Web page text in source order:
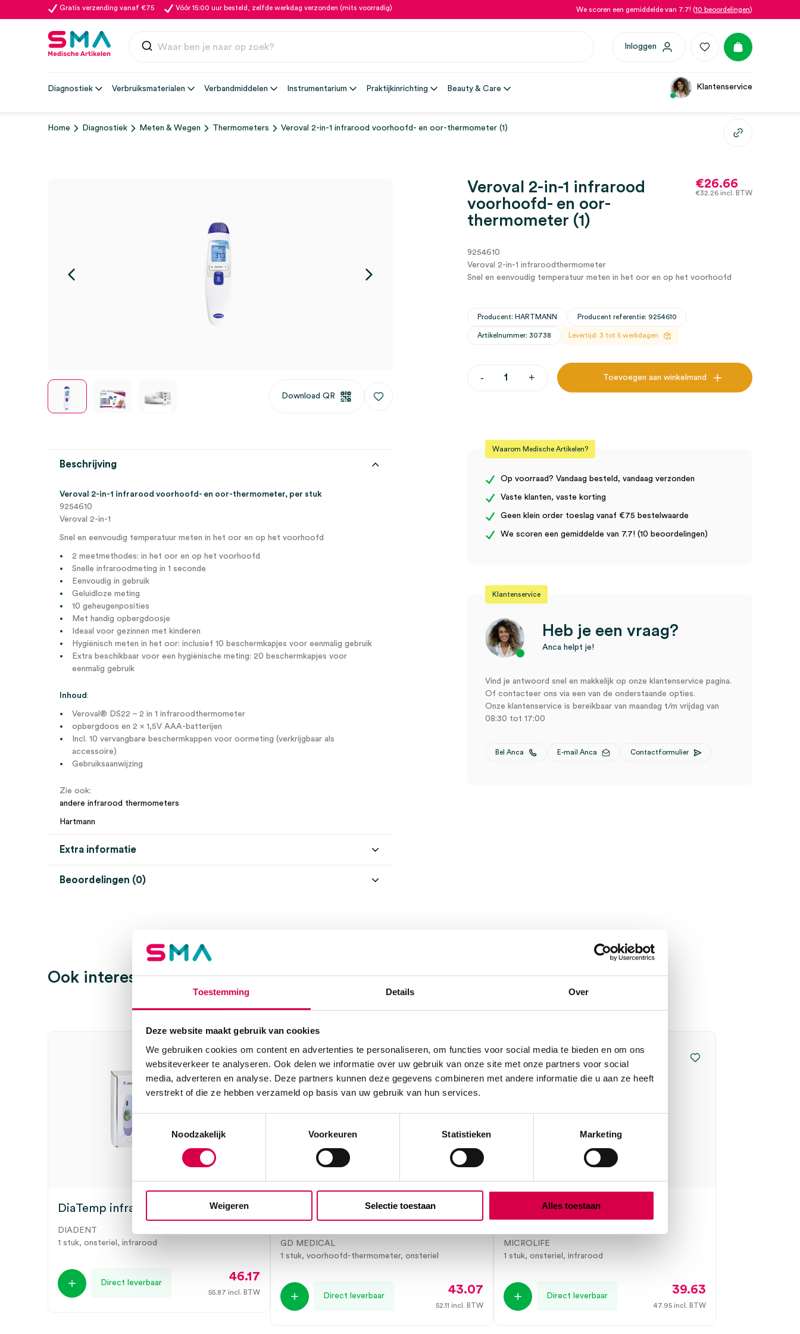
Toestemming Details Over
Deze website maakt gebruik van cookies
We gebruiken cookies om content en advertenties te personaliseren, om functies voor social media te bieden en om ons
websiteverkeer te analyseren. Ook delen we informatie over uw gebruik van onze site met onze partners voor social
media, adverteren en analyse. Deze partners kunnen deze gegevens combineren met andere informatie die u aan ze heeft
verstrekt of die ze hebben verzameld op basis van uw gebruik van hun services.
Noodzakelijk
Voorkeuren Statistieken Marketing
Weigeren Selectie toestaan Alles toestaan
Gratis verzending vanaf €75 Vóór 15:00 uur besteld, zelfde werkdag verzonden (mits voorradig) We scoren een gemiddelde van 7.7! (10 beoordelingen)
Inloggen
Diagnostiek Verbruiksmaterialen Verbandmiddelen Instrumentarium Praktijkinrichting Beauty & Care Klantenservice
Home Diagnostiek Meten & Wegen Thermometers Veroval 2-in-1 infrarood voorhoofd- en oor-thermometer (1)
Download QR
Veroval 2-in-1 infrarood
voorhoofd- en oor-
thermometer (1)
€26.66
€32.26 incl. BTW
9254610
Veroval 2-in-1 infraroodthermometer
Snel en eenvoudig temperatuur meten in het oor en op het voorhoofd
Producent: HARTMANN Producent referentie: 9254610
Artikelnummer: 30738 Levertijd: 3 tot 5 werkdagen
-Veroval
oor-
thermometer
aantal
+ Toevoegen aan winkelmand
Beschrijving
Veroval 2-in-1 infrarood voorhoofd- en oor-thermometer, per stuk
9254610
Veroval 2-in-1
Snel en eenvoudig temperatuur meten in het oor en op het voorhoofd
2 meetmethodes: in het oor en op het voorhoofd
Snelle infraroodmeting in 1 seconde
Eenvoudig in gebruik
Geluidloze meting
10 geheugenposities
Met handig opbergdoosje
Ideaal voor gezinnen met kinderen
Hygiënisch meten in het oor: inclusief 10 beschermkapjes voor eenmalig gebruik
Extra beschikbaar voor een hygiënische meting: 20 beschermkapjes voor
eenmalig gebruik
Inhoud :
Veroval® DS22 – 2 in 1 infraroodthermometer
opbergdoos en 2 x 1,5V AAA-batterijen
Incl. 10 vervangbare beschermkappen voor oormeting (verkrijgbaar als
accessoire)
Gebruiksaanwijzing
Zie ook:
andere infrarood thermometers
Hartmann
Extra informatie
Beoordelingen (0)
Er zijn nog geen beoordelingen.
Wees de eerste om “Veroval 2-in-1 infrarood voorhoofd- en oor-thermometer (1)”
om een beoordeling te plaatsen.
Waarom Medische Artikelen?
Op voorraad? Vandaag besteld, vandaag verzonden
Vaste klanten, vaste korting
Geen klein order toeslag vanaf €75 bestelwaarde
We scoren een gemiddelde van 7.7! (10 beoordelingen)
Klantenservice
Heb je een vraag?
Anca helpt je!
Vind je antwoord snel en makkelijk op onze klantenservice pagina.
Of contacteer ons via een van de onderstaande opties.
Onze klantenservice is bereikbaar van maandag t/m vrijdag van
08:30 tot 17:00
Bel Anca E-mail Anca Contactformulier
Ook interessant
DiaTemp infrarood thermometer (1)
DIADENT
1 stuk, onsteriel, infrarood
Direct leverbaar 46.17
55.87 incl. BTW
GD Medical Professional Infrarood
voorhoofd-thermometer (1)
GD MEDICAL
1 stuk, voorhoofd-thermometer, onsteriel
Direct leverbaar 43.07
52.11 incl. BTW
Microlife NC 200 infrarood
thermometer (1)
MICROLIFE
1 stuk, onsteriel, infrarood
Direct leverbaar 39.63
47.95incl. BTW